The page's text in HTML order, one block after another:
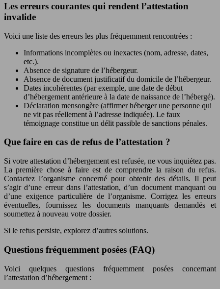
Les erreurs courantes qui rendent l’attestation
invalide
Voici une liste des erreurs les plus fréquemment rencontrées :
Informations incomplètes ou inexactes (nom, adresse, dates,
etc.).
Absence de signature de l’hébergeur.
Absence de document justificatif du domicile de l’hébergeur.
Dates incohérentes (par exemple, une date de début
d’hébergement antérieure à la date de naissance de l’hébergé).
Déclaration mensongère (affirmer héberger une personne qui
ne vit pas réellement à l’adresse indiquée). Le faux
témoignage constitue un délit passible de sanctions pénales.
Que faire en cas de refus de l’attestation ?
Si votre attestation d’hébergement est refusée, ne vous inquiétez pas.
La première chose à faire est de comprendre la raison du refus.
Contactez l’organisme concerné pour obtenir des détails. Il peut
s’agir d’une erreur dans l’attestation, d’un document manquant ou
d’une exigence particulière de l’organisme. Corrigez les erreurs
éventuelles, fournissez les documents manquants demandés et
soumettez à nouveau votre dossier.
Si le refus persiste, explorez d’autres solutions.
Questions fréquemment posées (FAQ)
Voici quelques questions fréquemment posées concernant
l’attestation d’hébergement :